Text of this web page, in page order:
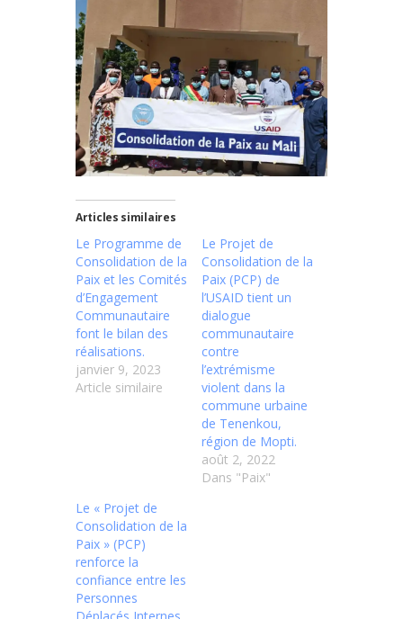
Articles similaires
Le Programme de
Consolidation de la
Paix et les Comités
d’Engagement
Communautaire
font le bilan des
réalisations.
janvier 9, 2023
Article similaire
Le Projet de
Consolidation de la
Paix (PCP) de
l’USAID tient un
dialogue
communautaire
contre
l’extrémisme
violent dans la
commune urbaine
de Tenenkou,
région de Mopti.
août 2, 2022
Dans "Paix"
Le « Projet de
Consolidation de la
Paix » (PCP)
renforce la
confiance entre les
Personnes